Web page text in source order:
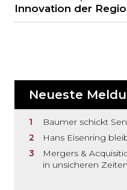
Innovation der
Neueste
Baumer schickt
Hans Eisenring
Mergers &
in unsicheren Zeiten